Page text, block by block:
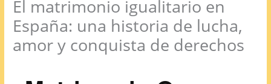
El matrimonio igualitario en
España: una historia de lucha,
amor y conquista de derechos